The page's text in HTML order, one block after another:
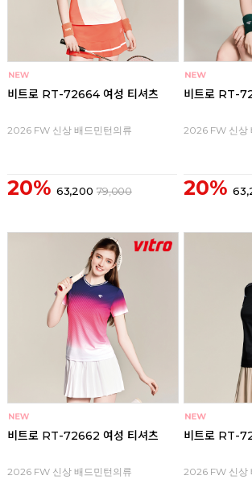
비트로 RT-72664 여성 티셔츠
2026 FW 신상 배드민턴의류
20% 63,200 79,000
비트로 RT-
2026 FW 신상
20%
비트로 RT-72662 여성 티셔츠
2026 FW 신상 배드민턴의류
비트로 RT-
2026 FW 신상